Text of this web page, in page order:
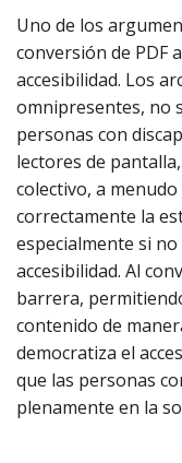
Uno de los
conversión de PDF
accesibilidad. Los
omnipresentes, no
personas con
lectores de
colectivo, a
correctamente la
especialmente si
accesibilidad. Al
barrera,
contenido de
democratiza el
que las personas
plenamente en la